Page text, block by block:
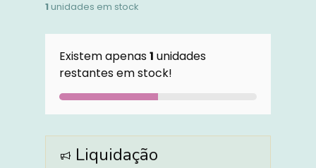
1 unidades em stock
Existem apenas1 unidades
restantes em stock!
Liquidação